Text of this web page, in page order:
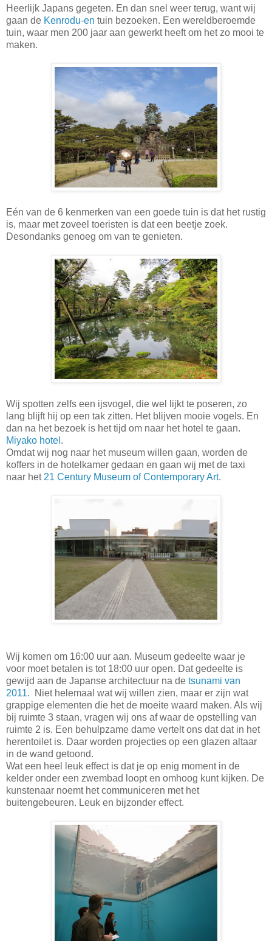
Heerlijk Japans gegeten. En dan snel weer terug, want wij
gaan de Kenrodu-en tuin bezoeken. Een wereldberoemde
tuin, waar men 200 jaar aan gewerkt heeft om het zo mooi te
maken.
Eén van de 6 kenmerken van een goede tuin is dat het rustig
is, maar met zoveel toeristen is dat een beetje zoek.
Desondanks genoeg om van te genieten.
Wij spotten zelfs een ijsvogel, die wel lijkt te poseren, zo
lang blijft hij op een tak zitten. Het blijven mooie vogels. En
dan na het bezoek is het tijd om naar het hotel te gaan.
Miyako hotel .
Omdat wij nog naar het museum willen gaan, worden de
koffers in de hotelkamer gedaan en gaan wij met de taxi
naar het 21 Century Museum of Contemporary Art.
Wij komen om 16:00 uur aan. Museum gedeelte waar je
voor moet betalen is tot 18:00 uur open. Dat gedeelte is
gewijd aan de Japanse architectuur na de tsunami van
2011. Niet helemaal wat wij willen zien, maar er zijn wat
grappige elementen die het de moeite waard maken. Als wij
bij ruimte 3 staan, vragen wij ons af waar de opstelling van
ruimte 2 is. Een behulpzame dame vertelt ons dat dat in het
herentoilet is. Daar worden projecties op een glazen altaar
in de wand getoond.
Wat een heel leuk effect is dat je op enig moment in de
kelder onder een zwembad loopt en omhoog kunt kijken. De
kunstenaar noemt het communiceren met het
buitengebeuren. Leuk en bijzonder effect.